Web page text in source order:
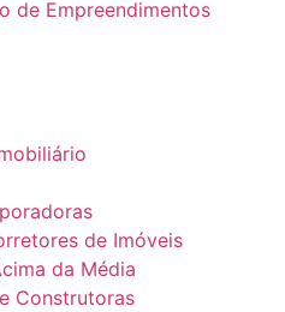
de Empreendimentos
de Imóveis
da Média
Construtoras